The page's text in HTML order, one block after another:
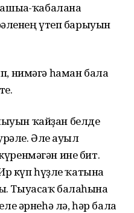
ҡабалана
үтеп барыуын
нимәгә һаман бала
ҡайҙан белде
Әле ауыл
ине бит.
күп һүҙле ҡатынға
Тыуасаҡ балаһына
әрнеһә лә, һәр бала